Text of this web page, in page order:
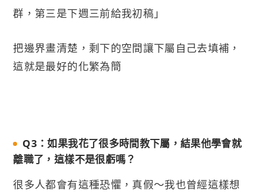
群，第三是下週三前給我初稿」
把邊界畫清楚，剩下的空間讓下屬自己去填補，
這就是最好的化繁為簡
Q3：如果我花了很多時間教下屬，結果他學會就
離職了，這樣不是很虧嗎？
很多人都會有這種恐懼，真假～我也曾經這樣想